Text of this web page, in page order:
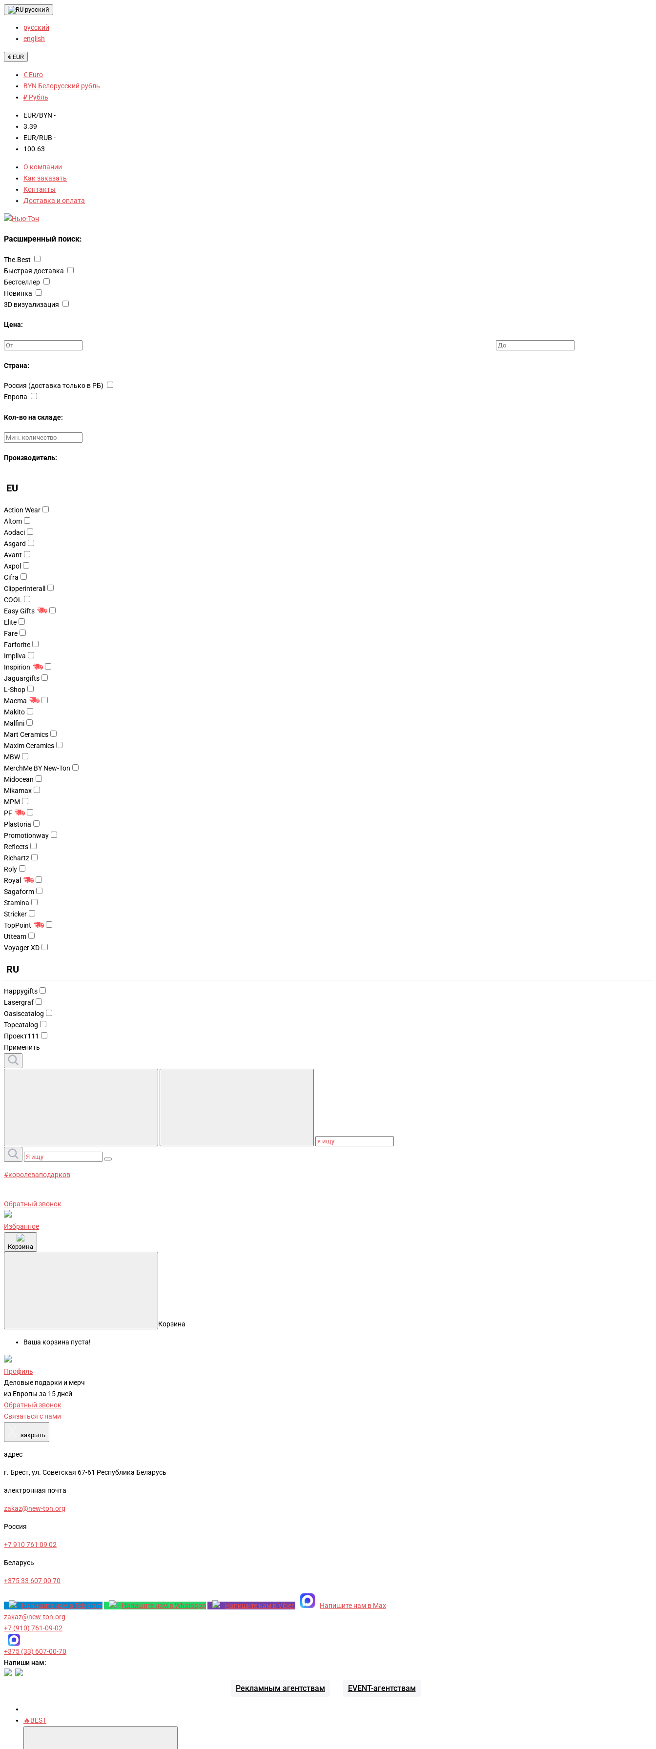
русский
русский
english
€ EUR
€ Euro
BYN Белорусский рубль
₽ Рубль
EUR/BYN -
3.39
EUR/RUB -
100.63
О компании
Как заказать
Контакты
Доставка и оплата
Расширенный поиск:
The.Best
Быстрая доставка
Бестселлер
Новинка
3D визуализация
Цена:
Страна:
Россия (доставка только в РБ)
Европа
Кол-во на складе:
Производитель:
EU
Action Wear
Altom
Aodaci
Asgard
Avant
Axpol
Cifra
Clipperinterall
COOL
Easy Gifts
Elite
Fare
Farforite
Impliva
Inspirion
Jaguargifts
L-Shop
Macma
Makito
Malfini
Mart Ceramics
Maxim Ceramics
MBW
MerchMe BY New-Ton
Midocean
Mikamax
MPM
PF
Plastoria
Promotionway
Reflects
Richartz
Roly
Royal
Sagaform
Stamina
Stricker
TopPoint
Utteam
Voyager XD
RU
Happygifts
Lasergraf
Oasiscatalog
Topcatalog
Проект111
Применить
#королеваподарков
Обратный звонок
Избранное
Корзина
Корзина
Ваша корзина пуста!
Профиль
Деловые подарки и мерч
из Европы за 15 дней
Обратный звонок
Связаться с нами
закрыть
адрес
г. Брест, ул. Советская 67-61 Республика Беларусь
электронная почта
zakaz@new-ton.org
Россия
+7 910 761 09 02
Беларусь
+375 33 607 00 70
Напишите нам в Telegram Напишите нам в Whatsapp Напишите нам в Viber
Напишите нам в Max
zakaz@new-ton.org
+7 (910) 761-09-02
+375 (33) 607-00-70
Напиши нам:
Рекламным агентствам EVENT-агентствам
🔥BEST